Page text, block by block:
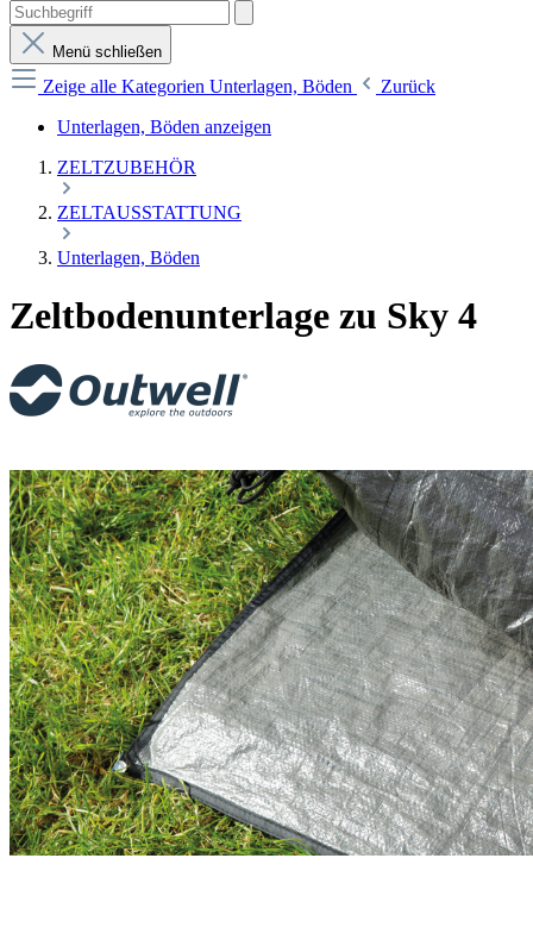
Menü schließen
Zeige alle Kategorien Unterlagen, Böden
Zurück
Unterlagen, Böden anzeigen
ZELTZUBEHÖR
ZELTAUSSTATTUNG
Unterlagen, Böden
Zeltbodenunterlage zu Sky 4